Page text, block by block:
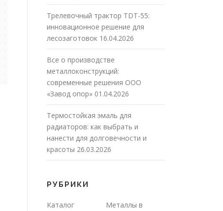
Трелевочный трактор TDT-55:
инновационное решение для
лесозаготовок 16.04.2026
Все о производстве
металлоконструкций:
современные решения ООО
«Завод опор» 01.04.2026
Термостойкая эмаль для
радиаторов: как выбрать и
нанести для долговечности и
красоты 26.03.2026
РУБРИКИ
Каталог
Металлы в